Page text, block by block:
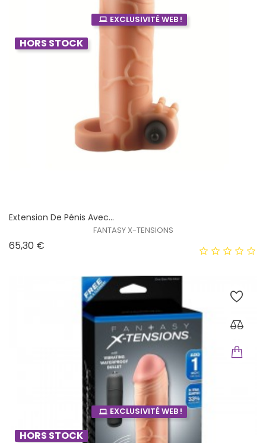
EXCLUSIVITÉ WEB !
HORS STOCK
Extension De Pénis Avec...
FANTASY X-TENSIONS
65,30 €
EXCLUSIVITÉ WEB !
HORS STOCK